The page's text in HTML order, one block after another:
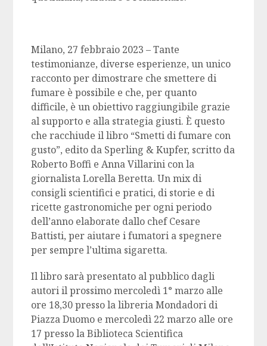
Milano, 27 febbraio 2023 – Tante
testimonianze, diverse esperienze, un unico
racconto per dimostrare che smettere di
fumare è possibile e che, per quanto
difficile, è un obiettivo raggiungibile grazie
al supporto e alla strategia giusti. È questo
che racchiude il libro “Smetti di fumare con
gusto”, edito da Sperling & Kupfer, scritto da
Roberto Boffi e Anna Villarini con la
giornalista Lorella Beretta. Un mix di
consigli scientifici e pratici, di storie e di
ricette gastronomiche per ogni periodo
dell’anno elaborate dallo chef Cesare
Battisti, per aiutare i fumatori a spegnere
per sempre l’ultima sigaretta.
Il libro sarà presentato al pubblico dagli
autori il prossimo mercoledì 1° marzo alle
ore 18,30 presso la libreria Mondadori di
Piazza Duomo e mercoledì 22 marzo alle ore
17 presso la Biblioteca Scientifica